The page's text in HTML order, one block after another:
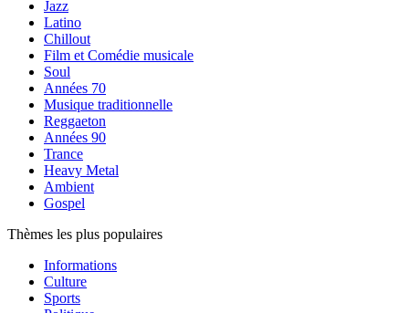
Jazz
Latino
Chillout
Film et Comédie musicale
Soul
Années 70
Musique traditionnelle
Reggaeton
Années 90
Trance
Heavy Metal
Ambient
Gospel
Thèmes les plus populaires
Informations
Culture
Sports